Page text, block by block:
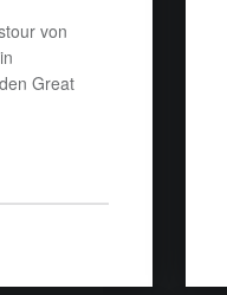
von
Great